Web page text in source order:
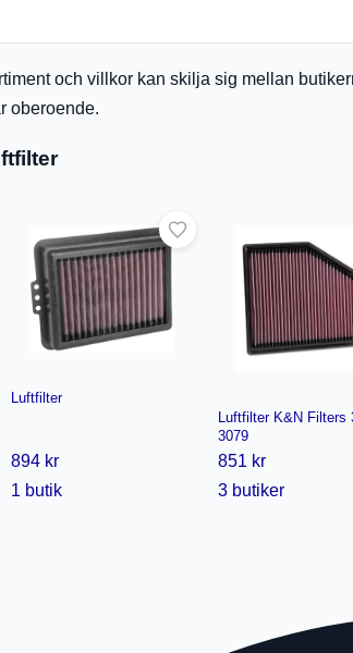
och villkor kan skilja sig mellan
oberoende.
Luftfilter
894 kr
1 butik
Luftfilter K&N Filters
3079
851 kr
3 butiker